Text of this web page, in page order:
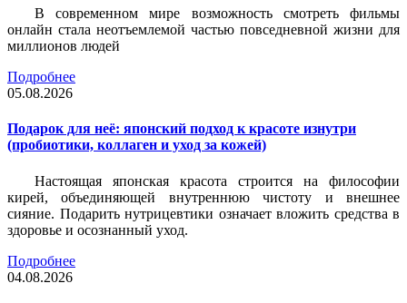
В современном мире возможность смотреть фильмы
онлайн стала неотъемлемой частью повседневной жизни для
миллионов людей
Подробнее
05.08.2026
Подарок для неё: японский подход к красоте изнутри
(пробиотики, коллаген и уход за кожей)
Настоящая японская красота строится на философии
кирей, объединяющей внутреннюю чистоту и внешнее
сияние. Подарить нутрицевтики означает вложить средства в
здоровье и осознанный уход.
Подробнее
04.08.2026